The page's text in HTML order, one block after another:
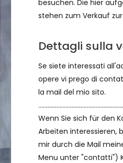
besuchen. Die hier
stehen zum Verkauf
Dettagli sulla
Se siete interessati
opere vi prego di
la mail del mio sito.
Wenn Sie sich für den
Arbeiten interessieren,
mir durch die Mail
Menu unter "contatti")